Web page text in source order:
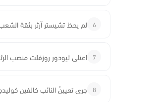
6 لم يحظ تشيستر آرثر بثقة
7 اعتلى ثيودور روزفلت منصب
8 جرى تعيينُ النائب كالفين